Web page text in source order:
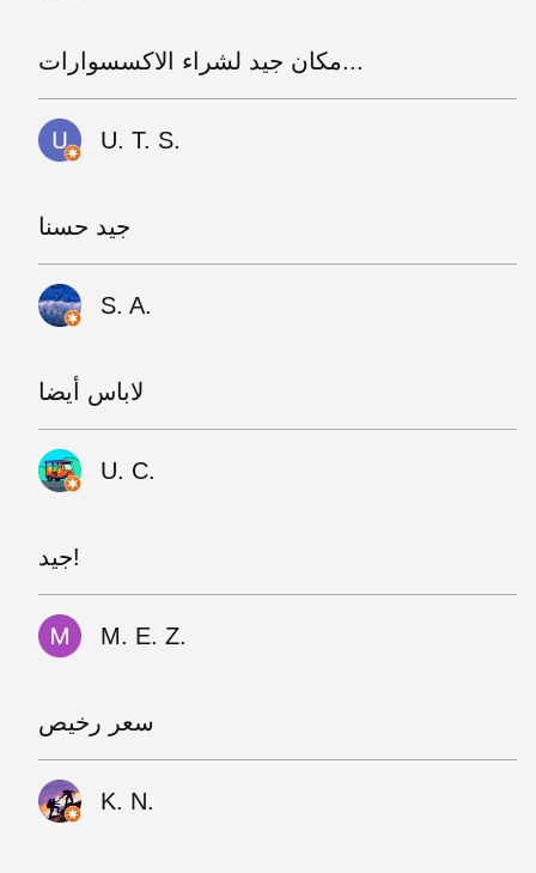
مكان جيد لشراء الاكسسوارات...
U. T. S.
جيد حسنا
S. A.
لاباس أيضا
U. C.
جيد!
M. E. Z.
سعر رخيص
K. N.